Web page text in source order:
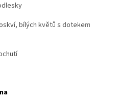
bílých květů s dotekem